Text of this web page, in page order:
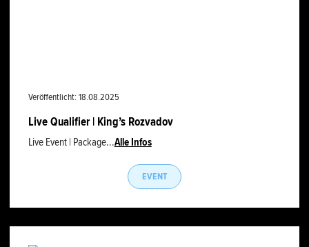
Veröffentlicht: 18.08.2025
Live Qualifier | King’s Rozvadov
Live Event | Package...Alle Infos
EVENT